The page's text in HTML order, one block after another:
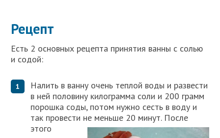
Рецепт
Есть 2 основных рецепта принятия ванны с солью
и содой:
Налить в ванну очень теплой воды и развести
в ней половину килограмма соли и 200 грамм
порошка соды, потом нужно сесть в воду и
так провести не меньше 20 минут. После
этого